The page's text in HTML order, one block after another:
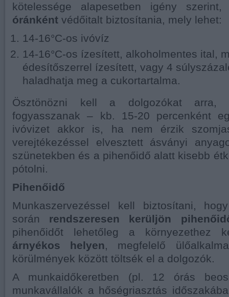
kötelessége alapesetben igény
óránként védőitalt biztosítania, mely lehet:
14-16°C-os ivóvíz
14-16°C-os ízesített, alkoholmentes ital,
édesítőszerrel ízesített, vagy 4
haladhatja meg a cukortartalma.
Ösztönözni kell a dolgozókat
fogyasszanak – kb. 15-20 percenként
ivóvizet akkor is, ha nem érzik
verejtékezéssel elvesztett ásványi
szünetekben és a pihenőidő alatt kisebb
pótolni.
Pihenőidő
Munkaszervezéssel kell biztosítani,
során rendszeresen kerüljön
pihenőidőt lehetőleg a környezethez
árnyékos helyen, megfelelő
körülmények között töltsék el a dolgozók.
A munkaidőkeretben (pl. 12 órás
munkavállalók a hőségriasztás